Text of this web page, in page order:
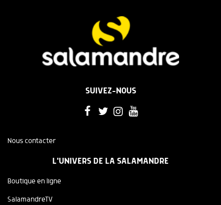
SUIVEZ-NOUS
Nous contacter
L'UNIVERS DE LA SALAMANDRE
Boutique en ligne
SalamandreTV